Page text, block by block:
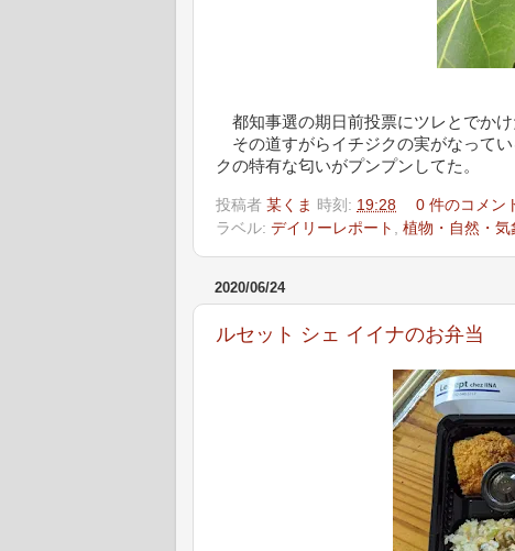
都知事選の期日前投票にツレとでかけ
その道すがらイチジクの実がなって
クの特有な匂いがプンプンしてた。
投稿者 某くま 時刻: 19:28
0 件のコメン
ラベル: デイリーレポート , 植物・自然・気
2020/06/24
ルセット シェ イイナのお弁当